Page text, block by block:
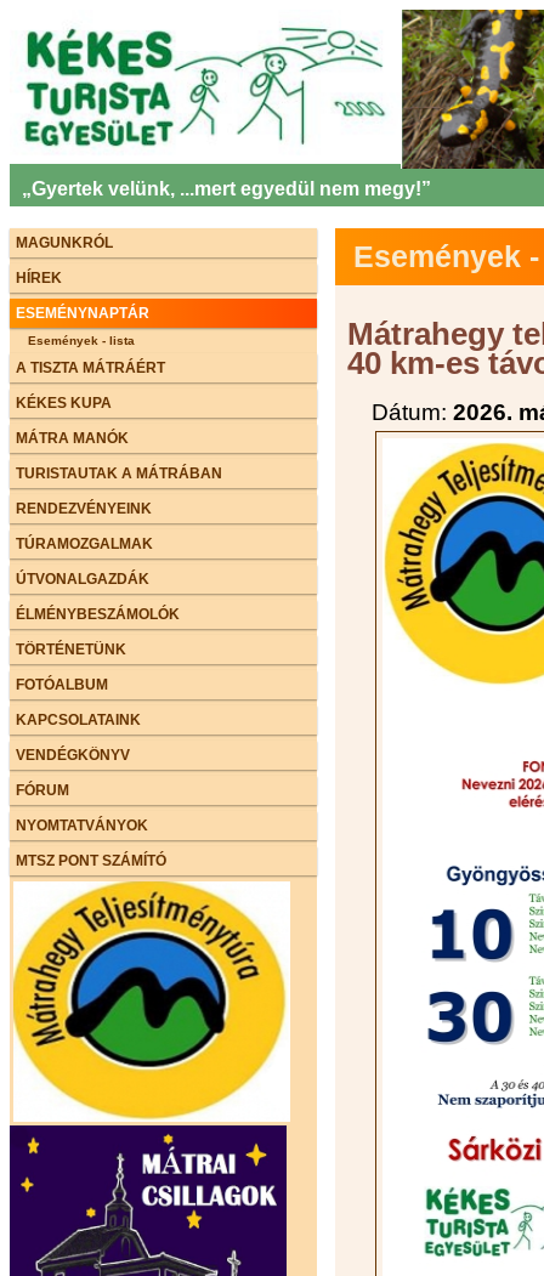
„Gyertek velünk, ...mert egyedül nem megy!”
MAGUNKRÓL
HÍREK
ESEMÉNYNAPTÁR
Események - lista
A TISZTA MÁTRÁÉRT
KÉKES KUPA
MÁTRA MANÓK
TURISTAUTAK A MÁTRÁBAN
RENDEZVÉNYEINK
TÚRAMOZGALMAK
ÚTVONALGAZDÁK
ÉLMÉNYBESZÁMOLÓK
TÖRTÉNETÜNK
FOTÓALBUM
KAPCSOLATAINK
VENDÉGKÖNYV
FÓRUM
NYOMTATVÁNYOK
MTSZ PONT SZÁMÍTÓ
Események
Mátrahegy
40 km-es
Dátum: 2026.